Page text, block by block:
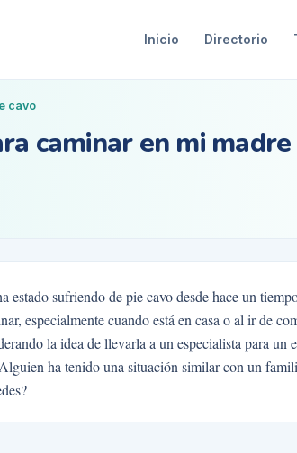
Inicio Directorio
cavo
caminar en mi
estado sufriendo de pie cavo desde hace un
especialmente cuando está en casa o al ir de
la idea de llevarla a un especialista para
ha tenido una situación similar con un